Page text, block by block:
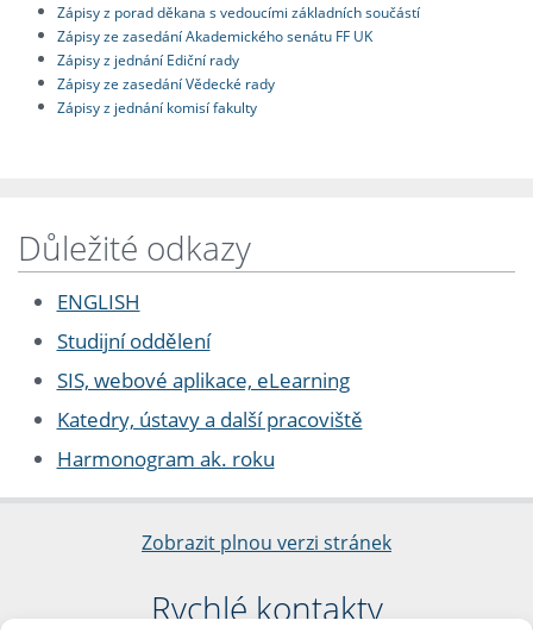
Zápisy z porad děkana s vedoucími základních součástí
Zápisy ze zasedání Akademického senátu FF UK
Zápisy z jednání Ediční rady
Zápisy ze zasedání Vědecké rady
Zápisy z jednání komisí fakulty
Důležité odkazy
ENGLISH
Studijní oddělení
SIS, webové aplikace, eLearning
Katedry, ústavy a další pracoviště
Harmonogram ak. roku
Zobrazit plnou verzi stránek
Rychlé kontakty